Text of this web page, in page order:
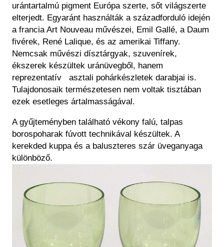
urántartalmú pigment Európa szerte, sőt világszerte
elterjedt. Egyaránt használták a századforduló idején
a francia Art Nouveau művészei, Emil Gallé, a Daum
fivérek, René Lalique, és az amerikai Tiffany.
Nemcsak művészi dísztárgyak, szuvenírek,
ékszerek készültek uránüvegből, hanem
reprezentatív asztali pohárkészletek darabjai is.
Tulajdonosaik természetesen nem voltak tisztában
ezek esetleges ártalmasságával.
A gyűjteményben található vékony falú, talpas
borospoharak fúvott technikával készültek. A
kerekded kuppa és a baluszteres szár üveganyaga
különböző.